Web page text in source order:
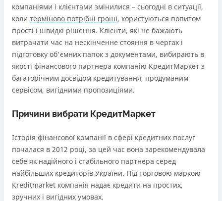
компаніями і клієнтами змінилися – сьогодні в ситуації,
коли терміново потрібні гроші, користуються попитом
прості і швидкі рішення. Клієнти, які не бажають
витрачати час на нескінченне стояння в чергах і
підготовку об'ємних папок з документами, вибирають в
якості фінансового партнера компанію КредитМаркет з
багаторічним досвідом кредитування, продуманим
сервісом, вигідними пропозиціями.
Причини вибрати КредитМаркет
Історія фінансової компанії в сфері кредитних послуг
почалася в 2012 році, за цей час вона зарекомендувала
себе як надійного і стабільного партнера серед
найбільших кредиторів України. Під торговою маркою
Кreditmarket компанія надає кредити на простих,
зручних і вигідних умовах.